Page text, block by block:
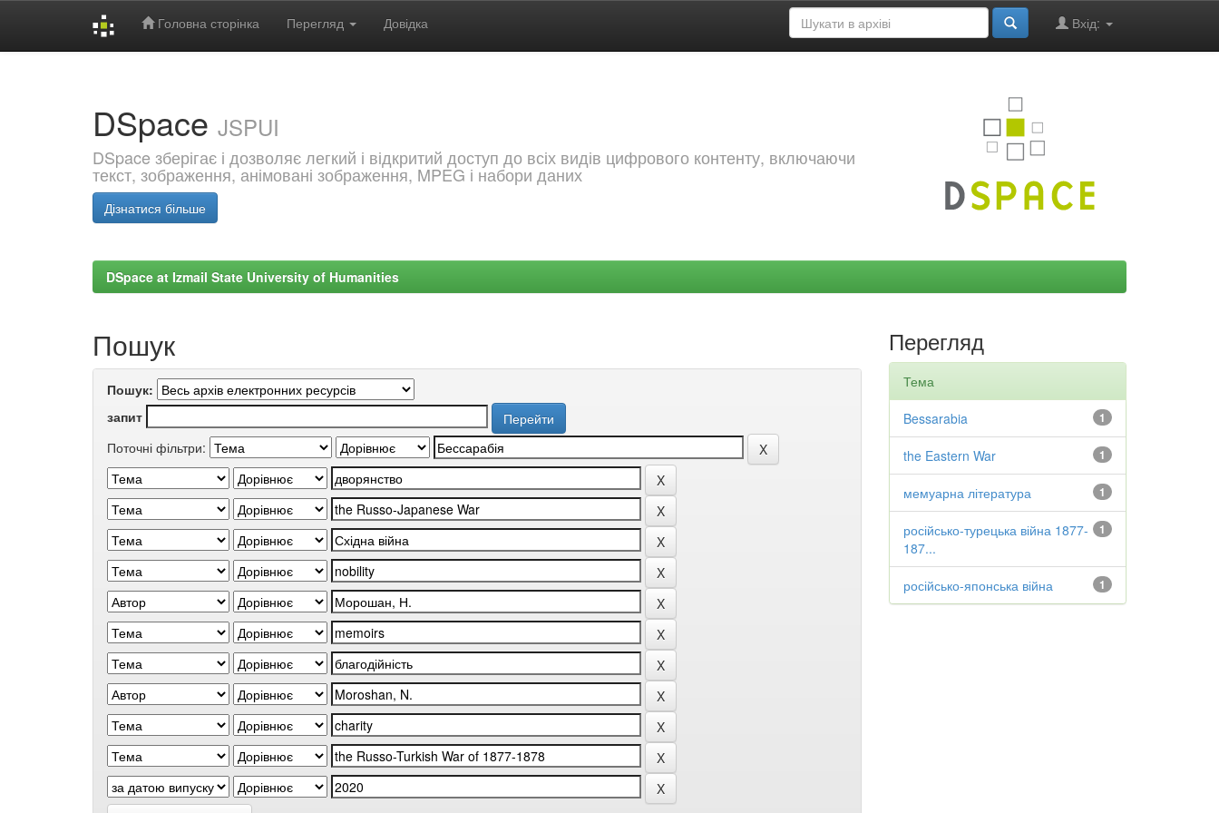
Головна сторінка Перегляд Довідка Вхід:
DSpace JSPUI
DSpace зберігає і дозволяє легкий і відкритий доступ до всіх видів цифрового контенту, включаючи
текст, зображення, анімовані зображення, MPEG і набори даних
Дізнатися більше
DSpace at Izmail State University of Humanities
Пошук
Пошук:
запит
Поточні фільтри:
Перегляд
Тема
1
Bessarabia
1
the Eastern War
1
мемуарна література
1
російсько-турецька війна 1877-
187...
1
російсько-японська війна